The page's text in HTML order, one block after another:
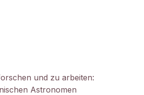
und zu arbeiten:
Astronomen